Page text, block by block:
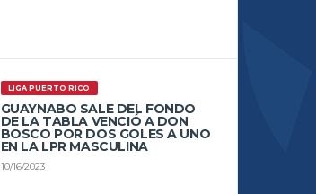
LIGA PUERTO RICO
GUAYNABO SALE DEL FONDO
DE LA TABLA VENCIÓ A DON
BOSCO POR DOS GOLES A UNO
EN LA LPR MASCULINA
10/16/2023